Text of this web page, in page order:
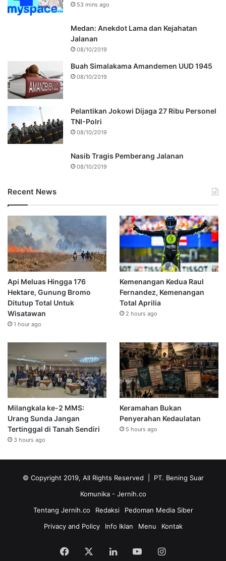
53 mins ago
Medan: Anekdot Lama dan Kejahatan
Jalanan
08/10/2019
Buah Simalakama Amandemen UUD 1945
08/10/2019
Pelantikan Jokowi Dijaga 27 Ribu Personel
TNI-Polri
08/10/2019
Nasib Tragis Pemberang Jalanan
08/10/2019
Recent News
Api Meluas Hingga 176
Hektare, Gunung Bromo
Ditutup Total Untuk
Wisatawan
1 hour ago
Kemenangan Kedua Raul
Fernandez, Kemenangan
Total Aprilia
2 hours ago
Milangkala ke-2 MMS:
Urang Sunda Jangan
Tertinggal di Tanah Sendiri
3 hours ago
Keramahan Bukan
Penyerahan Kedaulatan
5 hours ago
© Copyright 2019, All Rights Reserved | PT. Bening Suar
Komunika - Jernih.co
Tentang Jernih.co
Redaksi
Pedoman Media Siber
Privacy and Policy
Info Iklan Menu Kontak
Facebook LinkedInYouTubeInstagram